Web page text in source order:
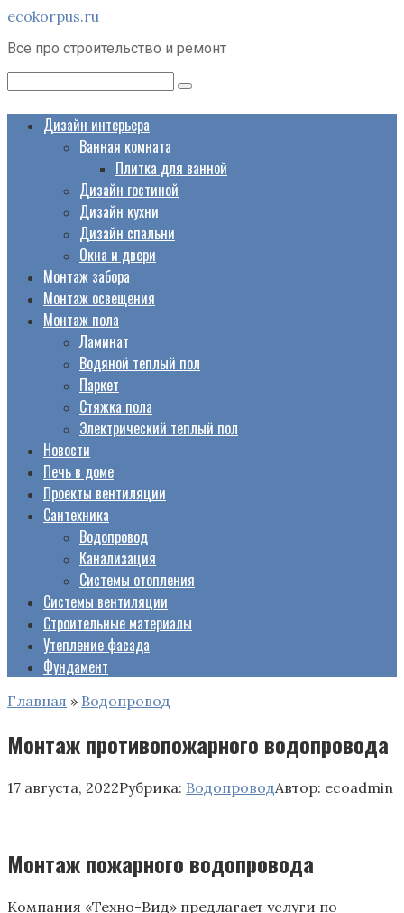
Перейти
контенту
ecokorpus.ru
Все про строительство и ремонт
Дизайн интерьера
Ванная комната
Плитка для ванной
Дизайн гостиной
Дизайн кухни
Дизайн спальни
Окна и двери
Монтаж забора
Монтаж освещения
Монтаж пола
Ламинат
Водяной теплый пол
Паркет
Стяжка пола
Электрический теплый пол
Новости
Печь в доме
Проекты вентиляции
Сантехника
Водопровод
Канализация
Системы отопления
Системы вентиляции
Строительные материалы
Утепление фасада
Фундамент
Главная » Водопровод
Монтаж противопожарного водопровода
17 августа, 2022Рубрика: ВодопроводАвтор: ecoadmin
Монтаж пожарного водопровода
Компания «Техно-Вид» предлагает услуги по